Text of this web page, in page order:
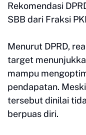
Rekomendasi
SBB dari Fraksi
Menurut DPRD,
target
mampu
pendapatan.
tersebut dinilai
berpuas diri.